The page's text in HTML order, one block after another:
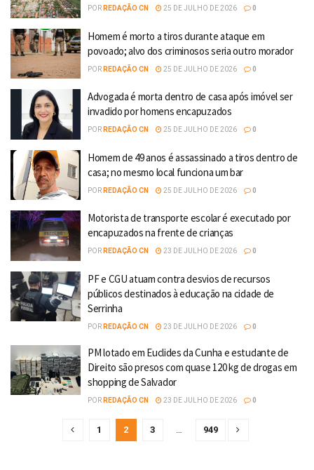
POR REDAÇÃO CN 25 DE JULHO DE 2026 0
Homem é morto a tiros durante ataque em
povoado; alvo dos criminosos seria outro morador
POR REDAÇÃO CN 25 DE JULHO DE 2026 0
Advogada é morta dentro de casa após imóvel ser
invadido por homens encapuzados
POR REDAÇÃO CN 25 DE JULHO DE 2026 0
Homem de 49 anos é assassinado a tiros dentro de
casa; no mesmo local funciona um bar
POR REDAÇÃO CN 25 DE JULHO DE 2026 0
Motorista de transporte escolar é executado por
encapuzados na frente de crianças
POR REDAÇÃO CN 23 DE JULHO DE 2026 0
PF e CGU atuam contra desvios de recursos
públicos destinados à educação na cidade de
Serrinha
POR REDAÇÃO CN 23 DE JULHO DE 2026 0
PM lotado em Euclides da Cunha e estudante de
Direito são presos com quase 120 kg de drogas em
shopping de Salvador
POR REDAÇÃO CN 23 DE JULHO DE 2026 0
1 2 3 949